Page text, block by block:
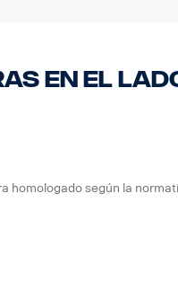
en el
según la